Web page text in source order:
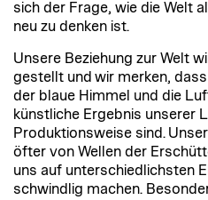
sich der Frage, wie die Welt
neu zu denken ist.
Unsere Beziehung zur Welt
gestellt und wir merken,
der blaue Himmel und die
künstliche Ergebnis unserer
Produktionsweise sind.
öfter von Wellen der
uns auf unterschiedlichsten
schwindlig machen.